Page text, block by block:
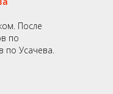
После
по
по Усачева.